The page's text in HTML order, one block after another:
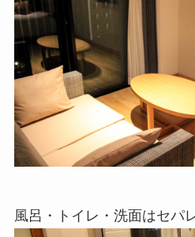
風呂・トイレ・洗面はセパ